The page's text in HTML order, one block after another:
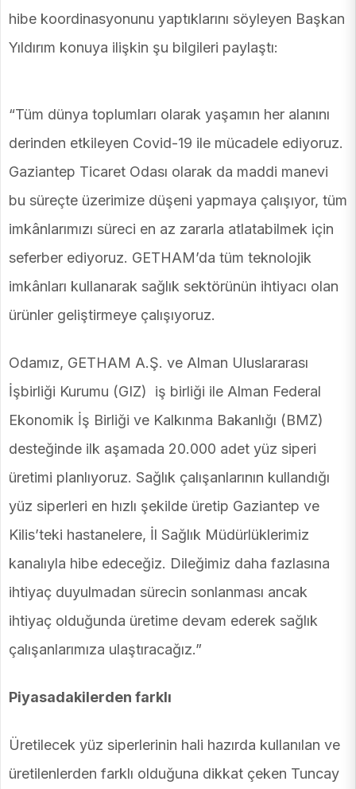
hibe koordinasyonunu yaptıklarını söyleyen Başkan
Yıldırım konuya ilişkin şu bilgileri paylaştı:
“Tüm dünya toplumları olarak yaşamın her alanını
derinden etkileyen Covid-19 ile mücadele ediyoruz.
Gaziantep Ticaret Odası olarak da maddi manevi
bu süreçte üzerimize düşeni yapmaya çalışıyor, tüm
imkânlarımızı süreci en az zararla atlatabilmek için
seferber ediyoruz. GETHAM’da tüm teknolojik
imkânları kullanarak sağlık sektörünün ihtiyacı olan
ürünler geliştirmeye çalışıyoruz.
Odamız, GETHAM A.Ş. ve Alman Uluslararası
İşbirliği Kurumu (GIZ) iş birliği ile Alman Federal
Ekonomik İş Birliği ve Kalkınma Bakanlığı (BMZ)
desteğinde ilk aşamada 20.000 adet yüz siperi
üretimi planlıyoruz. Sağlık çalışanlarının kullandığı
yüz siperleri en hızlı şekilde üretip Gaziantep ve
Kilis’teki hastanelere, İl Sağlık Müdürlüklerimiz
kanalıyla hibe edeceğiz. Dileğimiz daha fazlasına
ihtiyaç duyulmadan sürecin sonlanması ancak
ihtiyaç olduğunda üretime devam ederek sağlık
çalışanlarımıza ulaştıracağız.”
Piyasadakilerden farklı
Üretilecek yüz siperlerinin hali hazırda kullanılan ve
üretilenlerden farklı olduğuna dikkat çeken Tuncay